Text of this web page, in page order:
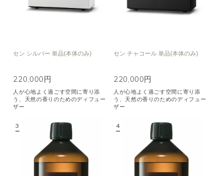
セン シルバー 単品(本体のみ)
220,000円
人が心地よく過ごす空間に寄り添
う、天然の香りのためのディフュー
ザー
セン チャコール 単品(本体のみ)
220,000円
人が心地よく過ごす空間に寄り添
う、天然の香りのためのディフュー
ザー